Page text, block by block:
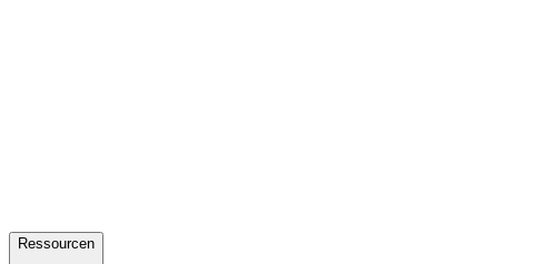
Ressourcen